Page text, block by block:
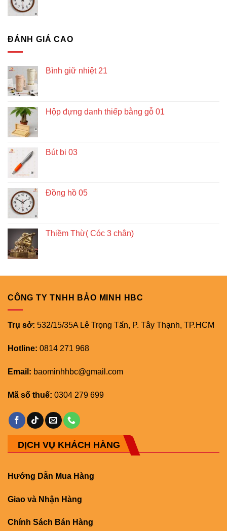
ĐÁNH GIÁ CAO
Bình giữ nhiệt 21
Hộp đựng danh thiếp bằng gỗ 01
Bút bi 03
Đồng hồ 05
Thiềm Thừ( Cóc 3 chân)
CÔNG TY TNHH BẢO MINH HBC
Trụ sở: 532/15/35A Lê Trọng Tấn, P. Tây Thạnh, TP.HCM
Hotline: 0814 271 968
Email: baominhhbc@gmail.com
Mã số thuế: 0304 279 699
DỊCH VỤ KHÁCH HÀNG
Hướng Dẫn Mua Hàng
Giao và Nhận Hàng
Chính Sách Bán Hàng